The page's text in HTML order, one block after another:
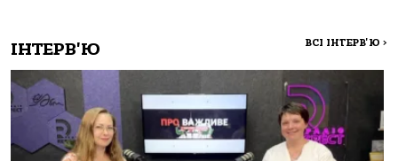
ІНТЕРВ'Ю ВСІ ІНТЕРВ'Ю >